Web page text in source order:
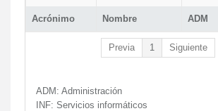
Acrónimo Nombre ADM
Previa 1 Siguiente
ADM: Administración
INF: Servicios informáticos